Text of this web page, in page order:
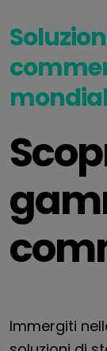
Immergiti